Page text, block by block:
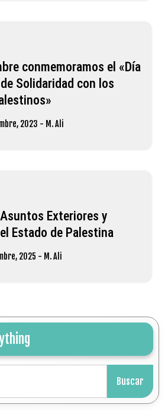
conmemoramos el «Día
Solidaridad con los
2023 - M. Ali
Exteriores y
Estado de Palestina
2025 - M. Ali